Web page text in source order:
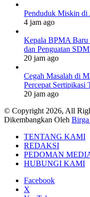
Penduduk Miskin di
4 jam ago
Kepala BPMA Baru
dan Penguatan
20 jam ago
Cegah Masalah di
Percepat Sertipikasi
20 jam ago
© Copyright 2026, All
Dikembangkan Oleh
TENTANG KAMI
REDAKSI
PEDOMAN
HUBUNGI KAMI
Facebook
X